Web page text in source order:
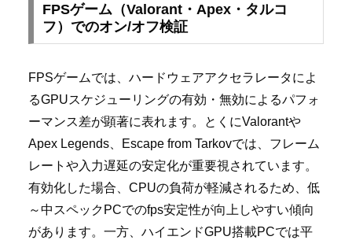
FPSゲーム（Valorant・Apex・タルコ
フ）でのオン/オフ検証
FPSゲームでは、ハードウェアアクセラレータによ
るGPUスケジューリングの有効・無効によるパフォ
ーマンス差が顕著に表れます。とくにValorantや
Apex Legends、Escape from Tarkovでは、フレーム
レートや入力遅延の安定化が重要視されています。
有効化した場合、CPUの負荷が軽減されるため、低
～中スペックPCでのfps安定性が向上しやすい傾向
があります。一方、ハイエンドGPU搭載PCでは平